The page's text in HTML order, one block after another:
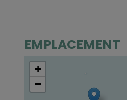
EMPLACEMENT
+
−